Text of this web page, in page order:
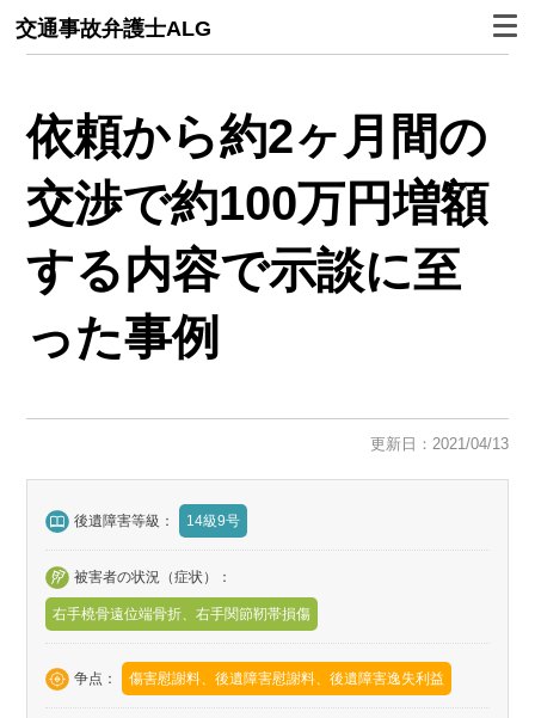
交通事故弁護士ALG
依頼から約2ヶ月間の
交渉で約100万円増額
する内容で示談に至
った事例
更新日：2021/04/13
後遺障害等級： 14級9号
被害者の状況（症状）：
右手橈骨遠位端骨折、右手関節靭帯損傷
争点： 傷害慰謝料、後遺障害慰謝料、後遺障害逸失利益